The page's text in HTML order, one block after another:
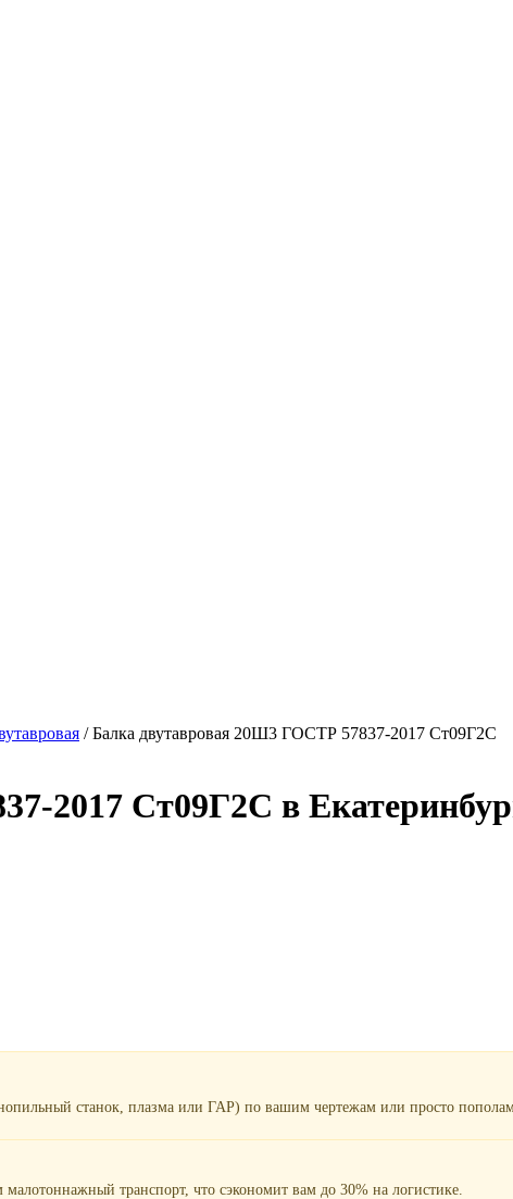
/ Балка двутавровая 20Ш3 ГОСТР 57837-2017 Ст09Г2С
2017 Ст09Г2С в
станок, плазма или ГАР) по вашим чертежам или просто пополам
транспорт, что сэкономит вам до 30% на логистике.